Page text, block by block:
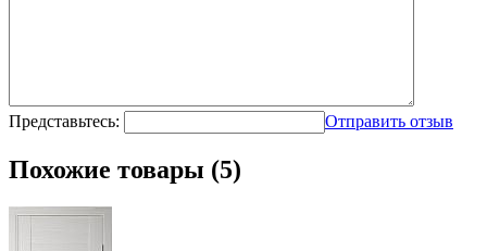
Представьтесь: Отправить отзыв
Похожие товары (5)